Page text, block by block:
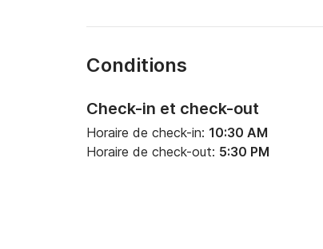
Conditions
Check-in et check-out
Horaire de check-in: 10:30 AM
Horaire de check-out: 5:30 PM